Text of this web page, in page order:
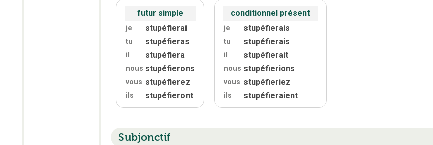
futur simple
je stupéfierai
tu stupéfieras
il stupéfiera
nous stupéfierons
vous stupéfierez
ils stupéfieront
conditionnel présent
je stupéfierais
tu stupéfierais
il stupéfierait
nous stupéfierions
vous stupéfieriez
ils stupéfieraient
Subjonctif